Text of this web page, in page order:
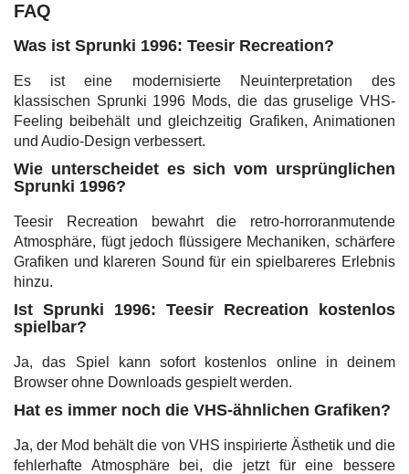
FAQ
Was ist Sprunki 1996: Teesir Recreation?
Es ist eine modernisierte Neuinterpretation des
klassischen Sprunki 1996 Mods, die das gruselige VHS-
Feeling beibehält und gleichzeitig Grafiken, Animationen
und Audio-Design verbessert.
Wie unterscheidet es sich vom ursprünglichen
Sprunki 1996?
Teesir Recreation bewahrt die retro-horroranmutende
Atmosphäre, fügt jedoch flüssigere Mechaniken, schärfere
Grafiken und klareren Sound für ein spielbareres Erlebnis
hinzu.
Ist Sprunki 1996: Teesir Recreation kostenlos
spielbar?
Ja, das Spiel kann sofort kostenlos online in deinem
Browser ohne Downloads gespielt werden.
Hat es immer noch die VHS-ähnlichen Grafiken?
Ja, der Mod behält die von VHS inspirierte Ästhetik und die
fehlerhafte Atmosphäre bei, die jetzt für eine bessere